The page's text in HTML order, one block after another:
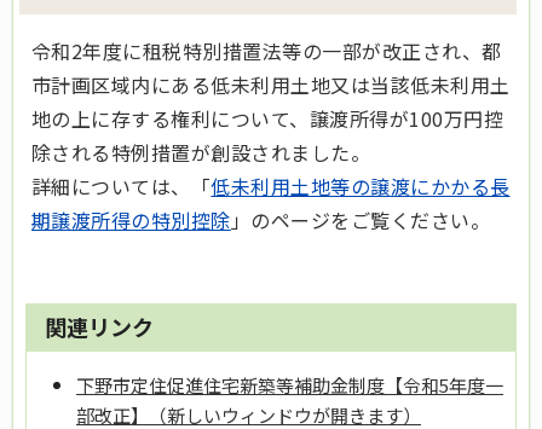
令和2年度に租税特別措置法等の一部が改正され、都
市計画区域内にある低未利用土地又は当該低未利用土
地の上に存する権利について、譲渡所得が100万円控
除される特例措置が創設されました。
詳細については、「低未利用土地等の譲渡にかかる長
期譲渡所得の特別控除 」のページをご覧ください。
関連リンク
下野市定住促進住宅新築等補助金制度【令和5年度一
部改正】（新しいウィンドウが開きます）